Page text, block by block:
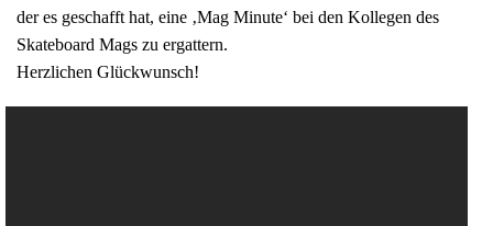
der es geschafft hat, eine ‚Mag Minute‘ bei den Kollegen des
Skateboard Mags zu ergattern.
Herzlichen Glückwunsch!